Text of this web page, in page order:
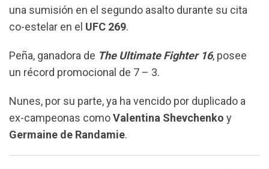
una sumisión en el segundo asalto durante su cita
co-estelar en el UFC 269.
Peña, ganadora de The Ultimate Fighter 16, posee
un récord promocional de 7 – 3.
Nunes, por su parte, ya ha vencido por duplicado a
ex-campeonas comoValentina Shevchenko y
Germaine de Randamie.